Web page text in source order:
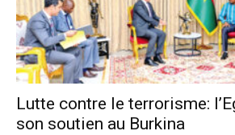
Lutte contre le terrorisme:
son soutien au Burkina